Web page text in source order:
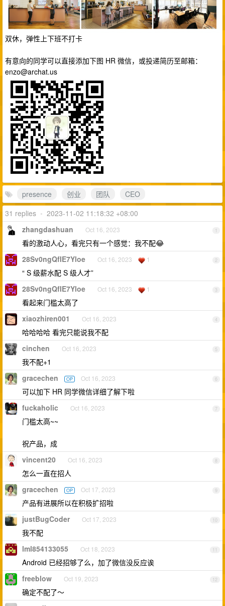
双休，弹性上下班不打卡
有意向的同学可以直接添加下图 HR 微信，或投递简历至邮箱：
enzo@archat.us
presence 创业 团队
CEO
31 replies • 2023-11-02 11:18:32 +08:00
1
zhangdashuan Oct 16, 2023
看的激动人心，看完只有一个感觉：我不配😂
2
28Sv0ngQfIE7Yloe Oct 16, 2023 1
“ S 级薪水配 S 级人才”
3
28Sv0ngQfIE7Yloe Oct 16, 2023 1
看起来门槛太高了
4
xiaozhiren001 Oct 16, 2023
哈哈哈哈 看完只能说我不配
5
cinchen Oct 16, 2023
我不配+1
6
gracechen OP Oct 16, 2023
可以加下 HR 同学微信详细了解下啦
7
fuckaholic Oct 16, 2023
门槛太高~~
祝产品，成
8
vincent20 Oct 16, 2023
怎么一直在招人
9
gracechen OP Oct 17, 2023
产品有进展所以在积极扩招啦
10
justBugCoder Oct 17, 2023
我不配
11
lml854133055 Oct 18, 2023
Android 已经招够了么，加了微信没反应诶
12
freeblow Oct 19, 2023
确定不配了～